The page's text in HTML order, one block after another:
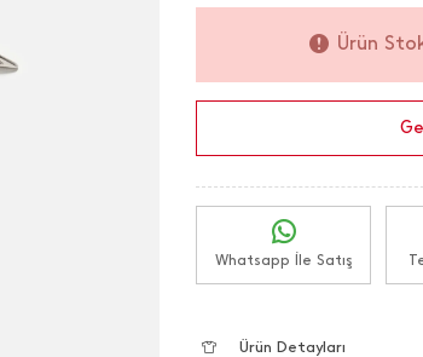
Ürün
Whatsapp İle Satış
Ürün Detayları